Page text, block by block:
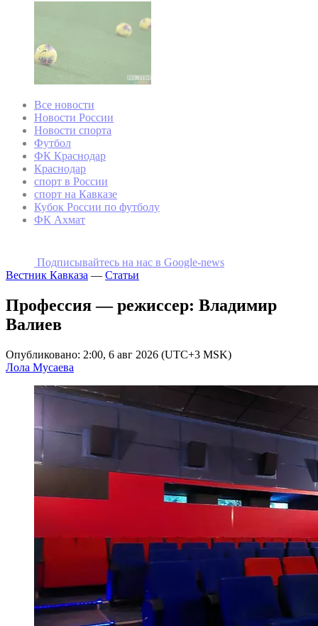
Все новости
Новости России
Новости спорта
Футбол
ФК Краснодар
Краснодар
спорт в России
спорт на Кавказе
Кубок России по футболу
ФК Ахмат
Подписывайтесь на наc в Google-news
Вестник Кавказа — Статьи
Профессия — режиссер: Владимир
Валиев
Опубликовано: 2:00, 6 авг 2026 (UTC+3 MSK)
Лола Мусаева